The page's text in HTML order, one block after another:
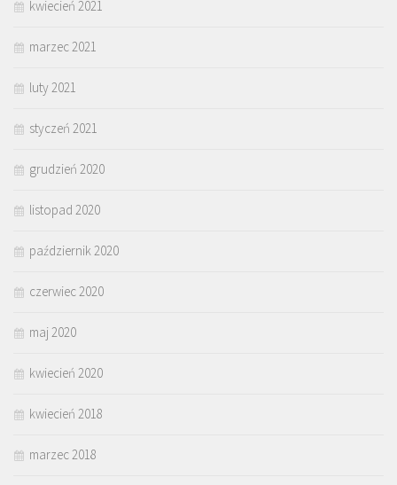
kwiecień 2021
marzec 2021
luty 2021
styczeń 2021
grudzień 2020
listopad 2020
październik 2020
czerwiec 2020
maj 2020
kwiecień 2020
kwiecień 2018
marzec 2018